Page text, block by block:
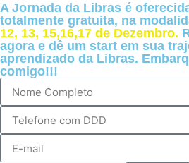
A Jornada da Libras é
totalmente gratuita, na
12, 13, 15,16,17 de Dezembro.
agora e dê um start em sua
aprendizado da Libras.
comigo!!!